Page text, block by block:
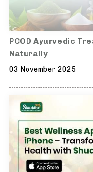
PCOD Ayurvedic
Naturally
03 November 2025